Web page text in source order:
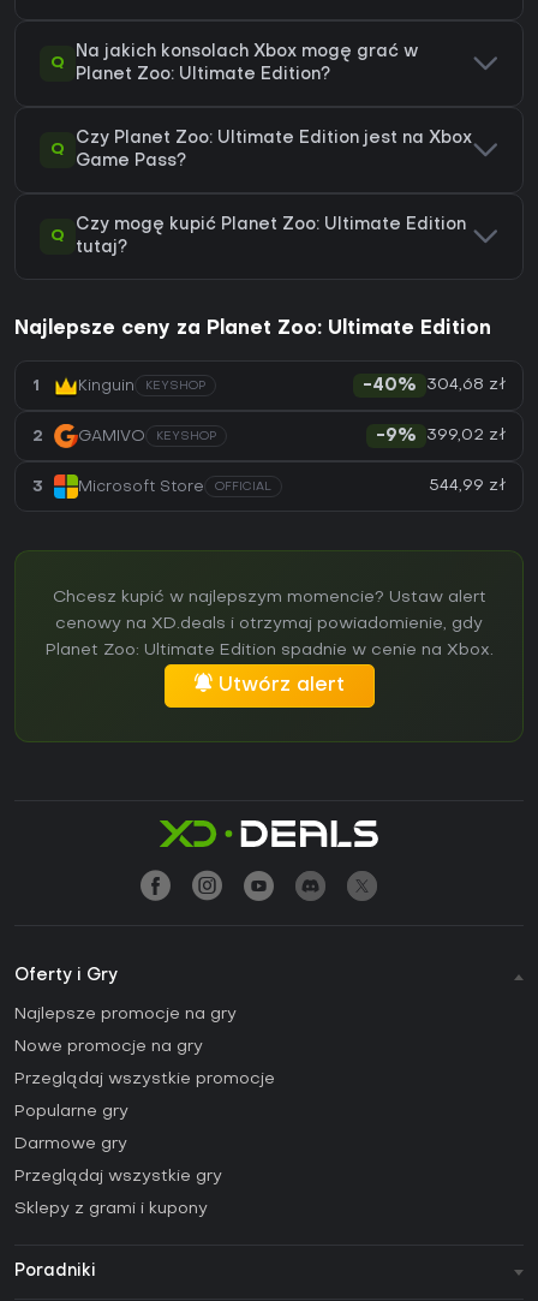
Q
Na jakich konsolach Xbox mogę grać w
Planet Zoo: Ultimate Edition?
Q
Czy Planet Zoo: Ultimate Edition jest na Xbox
Game Pass?
Q
Czy mogę kupić Planet Zoo: Ultimate Edition
tutaj?
Najlepsze ceny za Planet Zoo: Ultimate Edition
1 Kinguin KEYSHOP -40% 304,68 zł
2 GAMIVO KEYSHOP -9% 399,02 zł
3 Microsoft Store OFFICIAL 544,99 zł
Chcesz kupić w najlepszym momencie? Ustaw alert
cenowy na XD.deals i otrzymaj powiadomienie, gdy
Planet Zoo: Ultimate Edition spadnie w cenie na Xbox.
Utwórz alert
Oferty i Gry
Najlepsze promocje na gry
Nowe promocje na gry
Przeglądaj wszystkie promocje
Popularne gry
Darmowe gry
Przeglądaj wszystkie gry
Sklepy z grami i kupony
Poradniki